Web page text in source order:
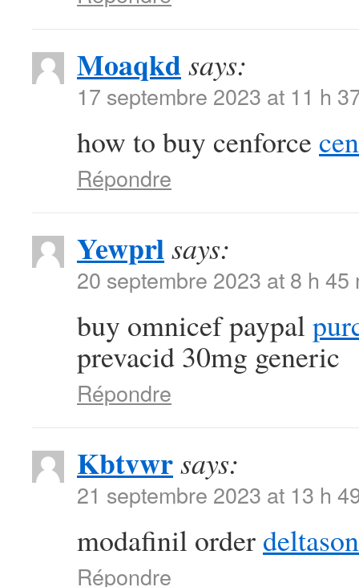
Moaqkdsays:
17 septembre 2023 at 11 h
how to buy cenforce
Répondre
Yewprlsays:
20 septembre 2023 at 8 h 45
buy omnicef paypal
prevacid 30mg generic
Répondre
Kbtvwrsays:
21 septembre 2023 at 13 h
modafinil order
Répondre